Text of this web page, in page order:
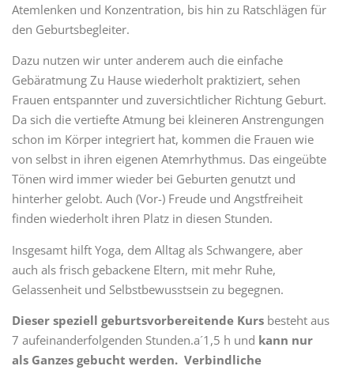
Atemlenken und Konzentration, bis hin zu Ratschlägen für
den Geburtsbegleiter.
Dazu nutzen wir unter anderem auch die einfache
Gebäratmung Zu Hause wiederholt praktiziert, sehen
Frauen entspannter und zuversichtlicher Richtung Geburt.
Da sich die vertiefte Atmung bei kleineren Anstrengungen
schon im Körper integriert hat, kommen die Frauen wie
von selbst in ihren eigenen Atemrhythmus. Das eingeübte
Tönen wird immer wieder bei Geburten genutzt und
hinterher gelobt. Auch (Vor-) Freude und Angstfreiheit
finden wiederholt ihren Platz in diesen Stunden.
Insgesamt hilft Yoga, dem Alltag als Schwangere, aber
auch als frisch gebackene Eltern, mit mehr Ruhe,
Gelassenheit und Selbstbewusstsein zu begegnen.
Dieser speziell geburtsvorbereitende Kurs besteht aus
7 aufeinanderfolgenden Stunden.a´1,5 h und kann nur
als Ganzes gebucht werden. Verbindliche